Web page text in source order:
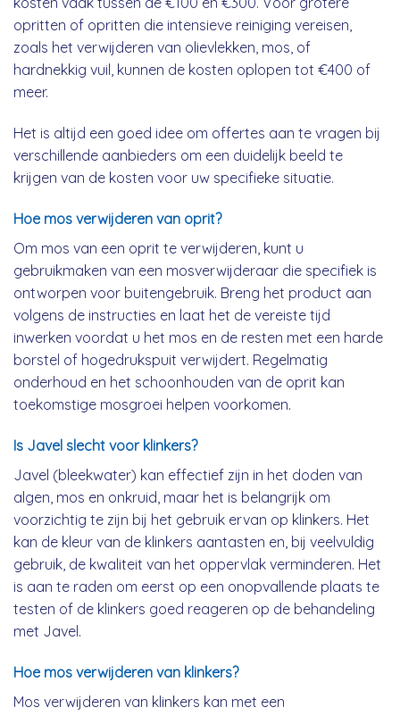
opritten of opritten die intensieve reiniging vereisen,
zoals het verwijderen van olievlekken, mos, of
hardnekkig vuil, kunnen de kosten oplopen tot €400 of
meer.
Het is altijd een goed idee om offertes aan te vragen bij
verschillende aanbieders om een duidelijk beeld te
krijgen van de kosten voor uw specifieke situatie.
Hoe mos verwijderen van oprit?
Om mos van een oprit te verwijderen, kunt u
gebruikmaken van een mosverwijderaar die specifiek is
ontworpen voor buitengebruik. Breng het product aan
volgens de instructies en laat het de vereiste tijd
inwerken voordat u het mos en de resten met een harde
borstel of hogedrukspuit verwijdert. Regelmatig
onderhoud en het schoonhouden van de oprit kan
toekomstige mosgroei helpen voorkomen.
Is Javel slecht voor klinkers?
Javel (bleekwater) kan effectief zijn in het doden van
algen, mos en onkruid, maar het is belangrijk om
voorzichtig te zijn bij het gebruik ervan op klinkers. Het
kan de kleur van de klinkers aantasten en, bij veelvuldig
gebruik, de kwaliteit van het oppervlak verminderen. Het
is aan te raden om eerst op een onopvallende plaats te
testen of de klinkers goed reageren op de behandeling
met Javel.
Hoe mos verwijderen van klinkers?
Mos verwijderen van klinkers kan met een